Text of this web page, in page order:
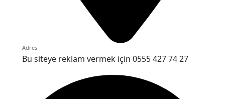
Adres
Bu siteye reklam vermek için 0555 427 74 27